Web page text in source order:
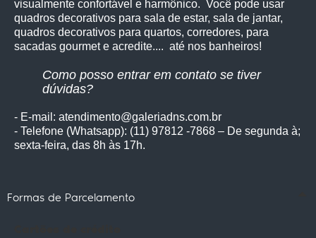
visualmente confortável e harmônico. Você pode usar
quadros decorativos para sala de estar, sala de jantar,
quadros decorativos para quartos, corredores, para
sacadas gourmet e acredite.... até nos banheiros!
Como posso entrar em contato se tiver
dúvidas?
- E-mail: atendimento@galeriadns.com.br
- Telefone (Whatsapp): (11) 97812 -7868 – De segunda à;
sexta-feira, das 8h às 17h.
Formas de Parcelamento